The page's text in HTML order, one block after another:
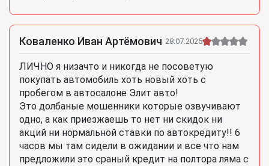
Коваленко Иван Артёмович 28.07.2025
ЛИЧНО я низачто и никогда не посоветую
покупать автомобиль хоть новый хоть с
пробегом в автосалоне Элит авто!
Это долбаные мошенники которые озвучивают
одно, а как приезжаешь то нет ни скидок ни
акций ни нормальной ставки по автокредиту!! 6
часов мы там сидели в ожидании и все что нам
предложили это сраный кредит на полтора ляма с